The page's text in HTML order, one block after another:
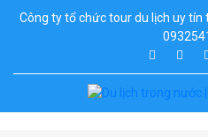
Công ty tổ chức tour du lịch uy tín